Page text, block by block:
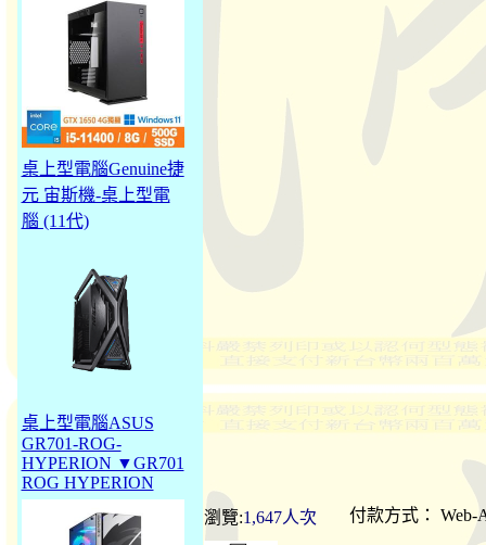
桌上型電腦Genuine捷
元 宙斯機-桌上型電
腦 (11代)
桌上型電腦ASUS
GR701-ROG-
HYPERION ▼GR701
ROG HYPERION
瀏覽:1,647人次 付款方式： Web-